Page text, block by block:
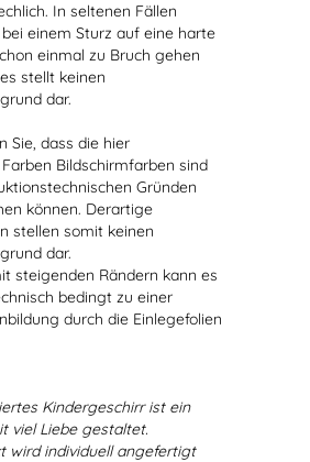
In seltenen Fällen
einem Sturz auf eine harte
einmal zu Bruch gehen
stellt keinen
dar.
Sie, dass die hier
Bildschirmfarben sind
Gründen
können. Derartige
stellen somit keinen
dar.
steigenden Rändern kann es
bedingt zu einer
durch die Einlegefolien
Kindergeschirr ist ein
viel Liebe gestaltet.
wird individuell angefertigt